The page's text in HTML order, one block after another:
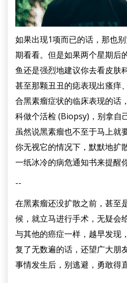
如果出现1项而已的话，那也
期看看。但是如果两个星期后
鱼还是强烈地建议你去看皮肤科
甚至那颗丑丑的痣表现出瘙痒
合黑素瘤症状的临床表现的话
科做个活检 (Biopsy)，别拿自
虽然说黑素瘤也不至于马上就
你无视它的情况下，默默地扩
一纸冰冷的病危通知书来提醒
--
在黑素瘤还没扩散之前，甚至
候，就立马进行手术，无疑会
与其他的癌症一样，越早发现
复了无数遍的话，还望广大朋
事情发生后，别逃避，勇敢得